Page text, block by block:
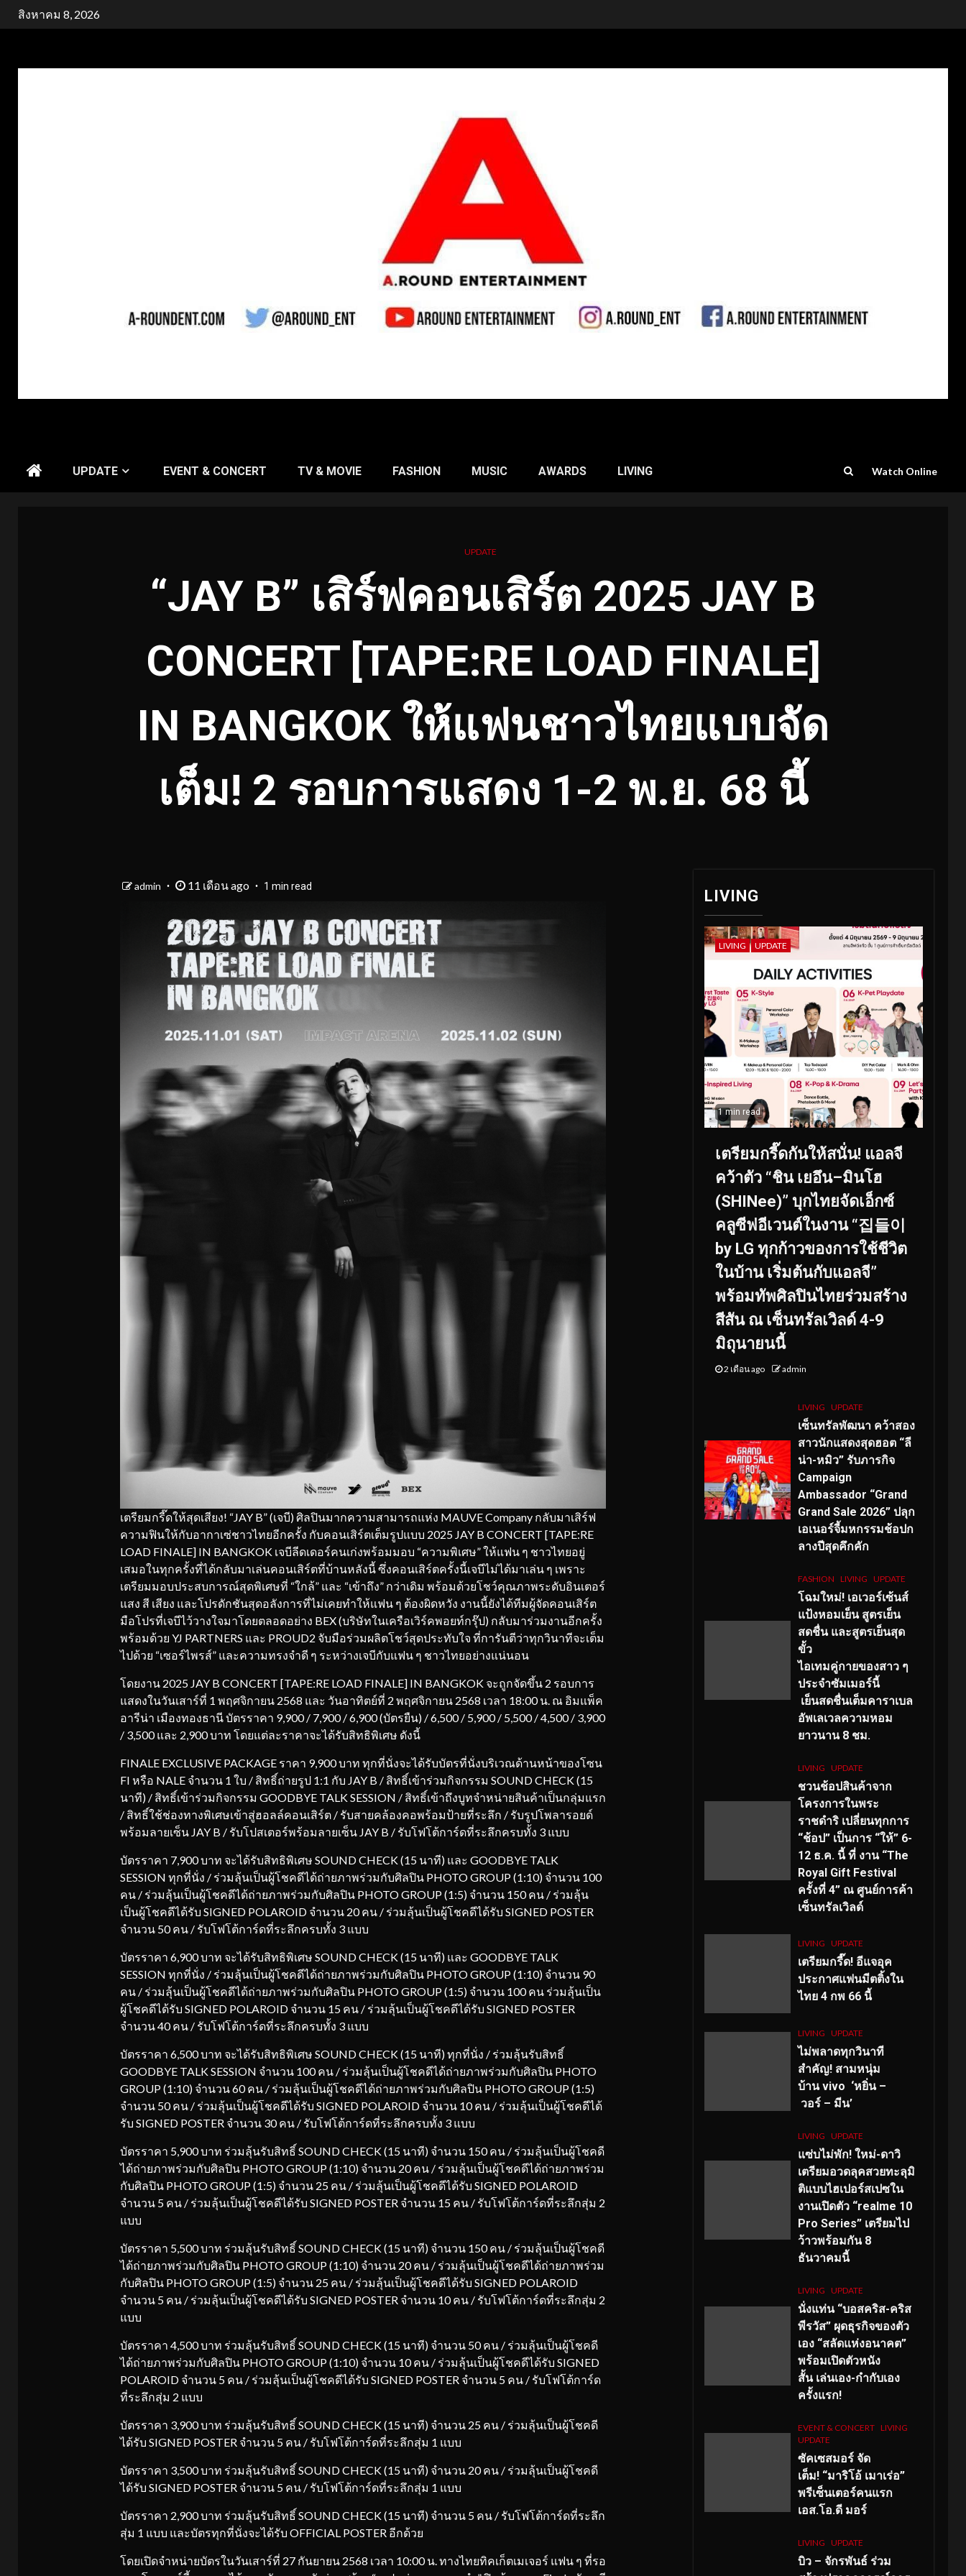
Skipสิงหาคม 8, 2026
UPDATE EVENT & CONCERT TV & MOVIE FASHION MUSIC AWARDS LIVING Watch Online
UPDATE
“JAY B” เสิร์ฟคอนเสิร์ต 2025 JAY B
CONCERT [TAPE:RE LOAD FINALE]
IN BANGKOK ให้แฟนชาวไทยแบบจัด
เต็ม! 2 รอบการแสดง 1-2 พ.ย. 68 นี้
admin 11 เดือน ago 1 min read
เตรียมกรี๊ดให้สุดเสียง! “JAY B” (เจบี) ศิลปินมากความสามารถแห่ง MAUVE Company กลับมาเสิร์ฟ
ความฟินให้กับอากาเซ่ชาวไทยอีกครั้ง กับคอนเสิร์ตเต็มรูปแบบ 2025 JAY B CONCERT [TAPE:RE
LOAD FINALE] IN BANGKOK เจบีลีดเดอร์คนเก่งพร้อมมอบ “ความพิเศษ” ให้แฟน ๆ ชาวไทยอยู่
เสมอในทุกครั้งที่ได้กลับมาเล่นคอนเสิร์ตที่บ้านหลังนี้ ซึ่งคอนเสิร์ตครั้งนี้เจบีไม่ได้มาเล่น ๆ เพราะ
เตรียมมอบประสบการณ์สุดพิเศษที่ “ใกล้” และ “เข้าถึง” กว่าเดิม พร้อมด้วยโชว์คุณภาพระดับอินเตอร์
แสง สี เสียง และโปรดักชันสุดอลังการที่ไม่เคยทำให้แฟน ๆ ต้องผิดหวัง งานนี้ยังได้ทีมผู้จัดคอนเสิร์ต
มือโปรที่เจบีไว้วางใจมาโดยตลอดอย่าง BEX (บริษัทในเครือเวิร์คพอยท์กรุ๊ป) กลับมาร่วมงานอีกครั้ง
พร้อมด้วย YJ PARTNERS และ PROUD2 จับมือร่วมผลิตโชว์สุดประทับใจ ที่การันตีว่าทุกวินาทีจะเต็ม
ไปด้วย “เซอร์ไพรส์” และความทรงจำดี ๆ ระหว่างเจบีกับแฟน ๆ ชาวไทยอย่างแน่นอน
โดยงาน 2025 JAY B CONCERT [TAPE:RE LOAD FINALE] IN BANGKOK จะถูกจัดขึ้น 2 รอบการ
แสดงในวันเสาร์ที่ 1 พฤศจิกายน 2568 และ วันอาทิตย์ที่ 2 พฤศจิกายน 2568 เวลา 18:00 น. ณ อิมแพ็ค
อารีน่า เมืองทองธานี บัตรราคา 9,900 / 7,900 / 6,900 (บัตรยืน) / 6,500 / 5,900 / 5,500 / 4,500 / 3,900
/ 3,500 และ 2,900 บาท โดยแต่ละราคาจะได้รับสิทธิพิเศษ ดังนี้
FINALE EXCLUSIVE PACKAGE ราคา 9,900 บาท ทุกที่นั่งจะได้รับบัตรที่นั่งบริเวณด้านหน้าของโซน
FI หรือ NALE จำนวน 1 ใบ / สิทธิ์ถ่ายรูป 1:1 กับ JAY B / สิทธิ์เข้าร่วมกิจกรรม SOUND CHECK (15
นาที) / สิทธิ์เข้าร่วมกิจกรรม GOODBYE TALK SESSION / สิทธิ์เข้าถึงบูทจำหน่ายสินค้าเป็นกลุ่มแรก
/ สิทธิ์ใช้ช่องทางพิเศษเข้าสู่ฮอลล์คอนเสิร์ต / รับสายคล้องคอพร้อมป้ายที่ระลึก / รับรูปโพลารอยด์
พร้อมลายเซ็น JAY B / รับโปสเตอร์พร้อมลายเซ็น JAY B / รับโฟโต้การ์ดที่ระลึกครบทั้ง 3 แบบ
บัตรราคา 7,900 บาท จะได้รับสิทธิพิเศษ SOUND CHECK (15 นาที) และ GOODBYE TALK
SESSION ทุกที่นั่ง / ร่วมลุ้นเป็นผู้โชคดีได้ถ่ายภาพร่วมกับศิลปิน PHOTO GROUP (1:10) จำนวน 100
คน / ร่วมลุ้นเป็นผู้โชคดีได้ถ่ายภาพร่วมกับศิลปิน PHOTO GROUP (1:5) จำนวน 150 คน / ร่วมลุ้น
เป็นผู้โชคดีได้รับ SIGNED POLAROID จำนวน 20 คน / ร่วมลุ้นเป็นผู้โชคดีได้รับ SIGNED POSTER
จำนวน 50 คน / รับโฟโต้การ์ดที่ระลึกครบทั้ง 3 แบบ
บัตรราคา 6,900 บาท จะได้รับสิทธิพิเศษ SOUND CHECK (15 นาที) และ GOODBYE TALK
SESSION ทุกที่นั่ง / ร่วมลุ้นเป็นผู้โชคดีได้ถ่ายภาพร่วมกับศิลปิน PHOTO GROUP (1:10) จำนวน 90
คน / ร่วมลุ้นเป็นผู้โชคดีได้ถ่ายภาพร่วมกับศิลปิน PHOTO GROUP (1:5) จำนวน 100 คน ร่วมลุ้นเป็น
ผู้โชคดีได้รับ SIGNED POLAROID จำนวน 15 คน / ร่วมลุ้นเป็นผู้โชคดีได้รับ SIGNED POSTER
จำนวน 40 คน / รับโฟโต้การ์ดที่ระลึกครบทั้ง 3 แบบ
บัตรราคา 6,500 บาท จะได้รับสิทธิพิเศษ SOUND CHECK (15 นาที) ทุกที่นั่ง / ร่วมลุ้นรับสิทธิ์
GOODBYE TALK SESSION จำนวน 100 คน / ร่วมลุ้นเป็นผู้โชคดีได้ถ่ายภาพร่วมกับศิลปิน PHOTO
GROUP (1:10) จำนวน 60 คน / ร่วมลุ้นเป็นผู้โชคดีได้ถ่ายภาพร่วมกับศิลปิน PHOTO GROUP (1:5)
จำนวน 50 คน / ร่วมลุ้นเป็นผู้โชคดีได้รับ SIGNED POLAROID จำนวน 10 คน / ร่วมลุ้นเป็นผู้โชคดีได้
รับ SIGNED POSTER จำนวน 30 คน / รับโฟโต้การ์ดที่ระลึกครบทั้ง 3 แบบ
บัตรราคา 5,900 บาท ร่วมลุ้นรับสิทธิ์ SOUND CHECK (15 นาที) จำนวน 150 คน / ร่วมลุ้นเป็นผู้โชคดี
ได้ถ่ายภาพร่วมกับศิลปิน PHOTO GROUP (1:10) จำนวน 20 คน / ร่วมลุ้นเป็นผู้โชคดีได้ถ่ายภาพร่วม
กับศิลปิน PHOTO GROUP (1:5) จำนวน 25 คน / ร่วมลุ้นเป็นผู้โชคดีได้รับ SIGNED POLAROID
จำนวน 5 คน / ร่วมลุ้นเป็นผู้โชคดีได้รับ SIGNED POSTER จำนวน 15 คน / รับโฟโต้การ์ดที่ระลึกสุ่ม 2
แบบ
บัตรราคา 5,500 บาท ร่วมลุ้นรับสิทธิ์ SOUND CHECK (15 นาที) จำนวน 150 คน / ร่วมลุ้นเป็นผู้โชคดี
ได้ถ่ายภาพร่วมกับศิลปิน PHOTO GROUP (1:10) จำนวน 20 คน / ร่วมลุ้นเป็นผู้โชคดีได้ถ่ายภาพร่วม
กับศิลปิน PHOTO GROUP (1:5) จำนวน 25 คน / ร่วมลุ้นเป็นผู้โชคดีได้รับ SIGNED POLAROID
จำนวน 5 คน / ร่วมลุ้นเป็นผู้โชคดีได้รับ SIGNED POSTER จำนวน 10 คน / รับโฟโต้การ์ดที่ระลึกสุ่ม 2
แบบ
บัตรราคา 4,500 บาท ร่วมลุ้นรับสิทธิ์ SOUND CHECK (15 นาที) จำนวน 50 คน / ร่วมลุ้นเป็นผู้โชคดี
ได้ถ่ายภาพร่วมกับศิลปิน PHOTO GROUP (1:10) จำนวน 10 คน / ร่วมลุ้นเป็นผู้โชคดีได้รับ SIGNED
POLAROID จำนวน 5 คน / ร่วมลุ้นเป็นผู้โชคดีได้รับ SIGNED POSTER จำนวน 5 คน / รับโฟโต้การ์ด
ที่ระลึกสุ่ม 2 แบบ
บัตรราคา 3,900 บาท ร่วมลุ้นรับสิทธิ์ SOUND CHECK (15 นาที) จำนวน 25 คน / ร่วมลุ้นเป็นผู้โชคดี
ได้รับ SIGNED POSTER จำนวน 5 คน / รับโฟโต้การ์ดที่ระลึกสุ่ม 1 แบบ
บัตรราคา 3,500 บาท ร่วมลุ้นรับสิทธิ์ SOUND CHECK (15 นาที) จำนวน 20 คน / ร่วมลุ้นเป็นผู้โชคดี
ได้รับ SIGNED POSTER จำนวน 5 คน / รับโฟโต้การ์ดที่ระลึกสุ่ม 1 แบบ
บัตรราคา 2,900 บาท ร่วมลุ้นรับสิทธิ์ SOUND CHECK (15 นาที) จำนวน 5 คน / รับโฟโต้การ์ดที่ระลึก
สุ่ม 1 แบบ และบัตรทุกที่นั่งจะได้รับ OFFICIAL POSTER อีกด้วย
โดยเปิดจำหน่ายบัตรในวันเสาร์ที่ 27 กันยายน 2568 เวลา 10:00 น. ทางไทยทิคเก็ตเมเจอร์ แฟน ๆ ที่รอ
LIVING
LIVING UPDATE
1 min read
เตรียมกรี๊ดกันให้สนั่น! แอลจี
คว้าตัว “ชิน เยอึน–มินโฮ
(SHINee)” บุกไทยจัดเอ็กซ์
คลูซีฟอีเวนต์ในงาน “집들이
by LG ทุกก้าวของการใช้ชีวิต
ในบ้าน เริ่มต้นกับแอลจี”
พร้อมทัพศิลปินไทยร่วมสร้าง
สีสัน ณ เซ็นทรัลเวิลด์ 4-9
มิถุนายนนี้
2 เดือน ago admin
LIVING UPDATE
เซ็นทรัลพัฒนา คว้าสอง
สาวนักแสดงสุดฮอต “ลี
น่า-หมิว” รับภารกิจ
Campaign
Ambassador “Grand
Grand Sale 2026” ปลุก
เอเนอร์จี้มหกรรมช้อปก
ลางปีสุดคึกคัก
FASHION LIVING UPDATE
โฉมใหม่! เอเวอร์เซ้นส์
แป้งหอมเย็น สูตรเย็น
สดชื่น และสูตรเย็นสุด
ขั้ว
ไอเทมคู่กายของสาว ๆ
ประจำซัมเมอร์นี้
เย็นสดชื่นเต็มคาราเบล
อัพเลเวลความหอม
ยาวนาน 8 ชม.
LIVING UPDATE
ชวนช้อปสินค้าจาก
โครงการในพระ
ราชดำริ เปลี่ยนทุกการ
“ช้อป” เป็นการ “ให้” 6-
12 ธ.ค. นี้ ที่ งาน “The
Royal Gift Festival
ครั้งที่ 4” ณ ศูนย์การค้า
เซ็นทรัลเวิลด์
LIVING UPDATE
เตรียมกรี๊ด! อีแจอุค
ประกาศแฟนมีตติ้งใน
ไทย 4 กพ 66 นี้
LIVING UPDATE
ไม่พลาดทุกวินาที
สำคัญ! สามหนุ่ม
บ้าน vivo ‘หยิ่น –
วอร์ – มีน’
LIVING UPDATE
แซ่บไม่พัก! ใหม่-ดาวิ
เตรียมอวดลุคสวยทะลุมิ
ติแบบไฮเปอร์สเปซใน
งานเปิดตัว “realme 10
Pro Series” เตรียมไป
ว้าวพร้อมกัน 8
ธันวาคมนี้
LIVING UPDATE
นั่งแท่น “บอสคริส-คริส
พีรวัส” ผุดธุรกิจของตัว
เอง “สลัดแห่งอนาคต”
พร้อมเปิดตัวหนัง
สั้น เล่นเอง-กำกับเอง
ครั้งแรก!
EVENT & CONCERT LIVING
UPDATE
ซัคเซสมอร์ จัด
เต็ม! “มาริโอ้ เมาเร่อ”
พรีเซ็นเตอร์คนแรก
เอส.โอ.ดี มอร์
LIVING UPDATE
บิว – จักรพันธ์ ร่วม